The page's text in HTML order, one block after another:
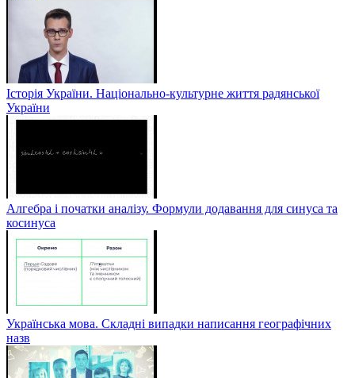
Історія України. Національно-культурне життя радянської
України
Алгебра і початки аналізу. Формули додавання для синуса та
косинуса
Українська мова. Складні випадки написання географічних
назв